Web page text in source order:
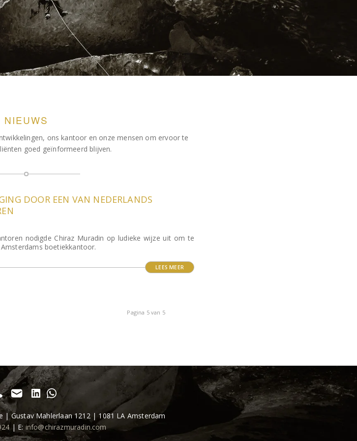
NIEUWS
ons kantoor en onze mensen om ervoor te
goed geïnformeerd blijven.
DOOR EEN VAN NEDERLANDS
nodigde Chiraz Muradin op ludieke wijze uit om te
boetiekkantoor.
LEES MEER
Pagina 5 van 5
| Gustav Mahlerlaan 1212 | 1081 LA Amsterdam
| E: info@chirazmuradin.com